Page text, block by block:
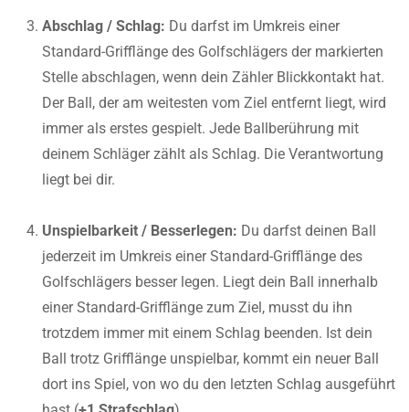
Abschlag / Schlag: Du darfst im Umkreis einer
Standard-Grifflänge des Golfschlägers der markierten
Stelle abschlagen, wenn dein Zähler Blickkontakt hat.
Der Ball, der am weitesten vom Ziel entfernt liegt, wird
immer als erstes gespielt. Jede Ballberührung mit
deinem Schläger zählt als Schlag. Die Verantwortung
liegt bei dir.
Unspielbarkeit / Besserlegen: Du darfst deinen Ball
jederzeit im Umkreis einer Standard-Grifflänge des
Golfschlägers besser legen. Liegt dein Ball innerhalb
einer Standard-Grifflänge zum Ziel, musst du ihn
trotzdem immer mit einem Schlag beenden. Ist dein
Ball trotz Grifflänge unspielbar, kommt ein neuer Ball
dort ins Spiel, von wo du den letzten Schlag ausgeführt